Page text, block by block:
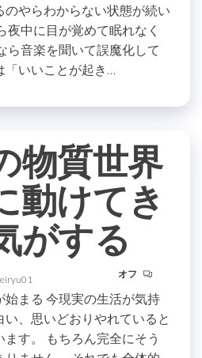
のやらわからない状態が続い
夜中に目が覚めて眠れなく
ら音楽を聞いて誤魔化して
「いいことが起き…
物質世界
動けてき
がする
オフ
まる 今現実の生活が気持
、思いどおりやれていると
す。 もちろん完全にそう